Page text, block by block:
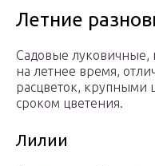
Летние
Садовые луковичные,
на летнее время,
расцветок, крупными
сроком цветения.
Лилии